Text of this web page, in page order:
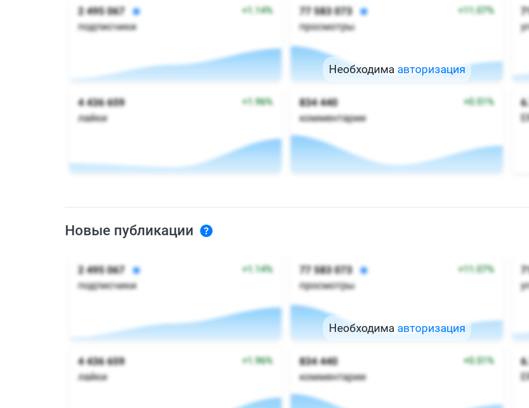
Необходима авторизация
Новые публикации
Необходима авторизация